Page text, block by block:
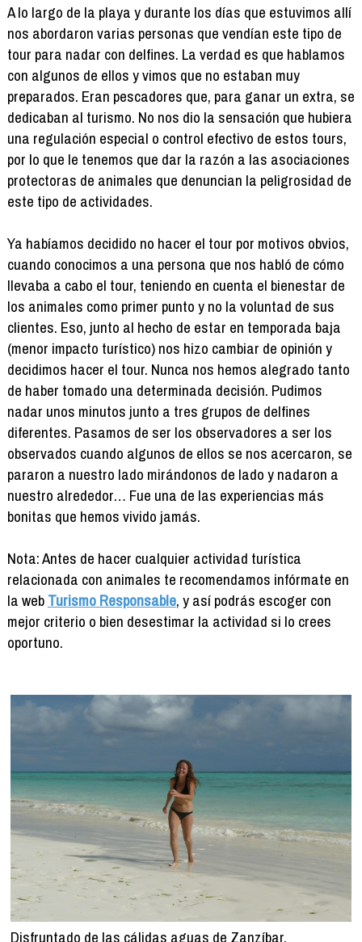
A lo largo de la playa y durante los días que estuvimos allí
nos abordaron varias personas que vendían este tipo de
tour para nadar con delfines. La verdad es que hablamos
con algunos de ellos y vimos que no estaban muy
preparados. Eran pescadores que, para ganar un extra, se
dedicaban al turismo. No nos dio la sensación que hubiera
una regulación especial o control efectivo de estos tours,
por lo que le tenemos que dar la razón a las asociaciones
protectoras de animales que denuncian la peligrosidad de
este tipo de actividades.
Ya habíamos decidido no hacer el tour por motivos obvios,
cuando conocimos a una persona que nos habló de cómo
llevaba a cabo el tour, teniendo en cuenta el bienestar de
los animales como primer punto y no la voluntad de sus
clientes. Eso, junto al hecho de estar en temporada baja
(menor impacto turístico) nos hizo cambiar de opinión y
decidimos hacer el tour. Nunca nos hemos alegrado tanto
de haber tomado una determinada decisión. Pudimos
nadar unos minutos junto a tres grupos de delfines
diferentes. Pasamos de ser los observadores a ser los
observados cuando algunos de ellos se nos acercaron, se
pararon a nuestro lado mirándonos de lado y nadaron a
nuestro alrededor… Fue una de las experiencias más
bonitas que hemos vivido jamás.
Nota: Antes de hacer cualquier actividad turística
relacionada con animales te recomendamos infórmate en
la webTurismo Responsable, y así podrás escoger con
mejor criterio o bien desestimar la actividad si lo crees
oportuno.
Disfruntado de las cálidas aguas de Zanzíbar.